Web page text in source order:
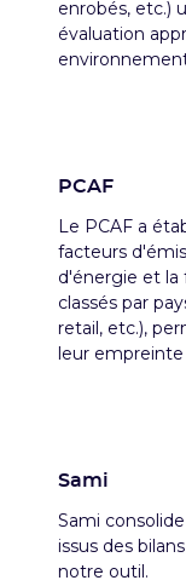
enrobés, etc.)
évaluation
PCAF
Le PCAF a
facteurs
d'énergie et la
classés par
retail, etc.),
leur empreinte
Sami
Sami
issus des
notre outil.